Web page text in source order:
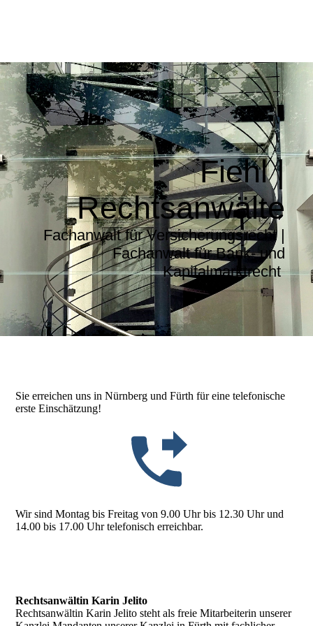
Fiehl |
Rechtsanwälte
Fachanwalt für Versicherungsrecht |
Fachanwalt für Bank- und
Kapitalmarktrecht
Sie erreichen uns in Nürnberg und Fürth für eine telefonische
erste Einschätzung!
Wir sind Montag bis Freitag von 9.00 Uhr bis 12.30 Uhr und
14.00 bis 17.00 Uhr telefonisch erreichbar.
Rechtsanwältin Karin Jelito
Rechtsanwältin Karin Jelito steht als freie Mitarbeiterin unserer